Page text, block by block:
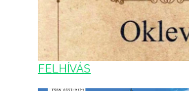
FELHÍVÁS